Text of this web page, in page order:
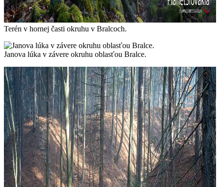
Terén v hornej časti okruhu v Bralcoch.
Janova lúka v závere okruhu oblasťou Bralce.